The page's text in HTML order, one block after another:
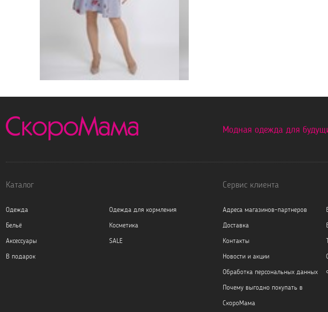
Модная одежда для
Каталог
Одежда
Одежда для кормления
Бельё
Косметика
Аксессуары
SALE
В подарок
Сервис клиента
Адреса магазинов-партнеров
Доставка
Контакты
Новости и акции
Обработка персональных данных
Почему выгодно покупать в
СкороМама